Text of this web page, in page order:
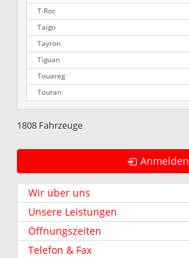
T-Roc
Taigo
Tayron
Tiguan
Touareg
Touran
1808 Fahrzeuge
Anmelden
Wir über uns
Unsere Leistungen
Öffnungszeiten
Telefon & Fax